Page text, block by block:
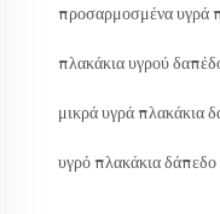
προσαρμοσμένα υγρά
πλακάκια υγρού
μικρά υγρά πλακάκια
υγρό πλακάκια